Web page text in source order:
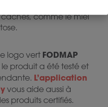
produits industriels
comme le miel
logo vert FODMAP
produit a été testé et
L’application
vous aide aussi à
produits certifiés.